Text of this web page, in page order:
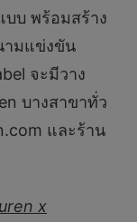
บ พร้อมสร้าง
ามแข่งขัน
จะมีวาง
บางสาขาทั่ว
และร้าน
x